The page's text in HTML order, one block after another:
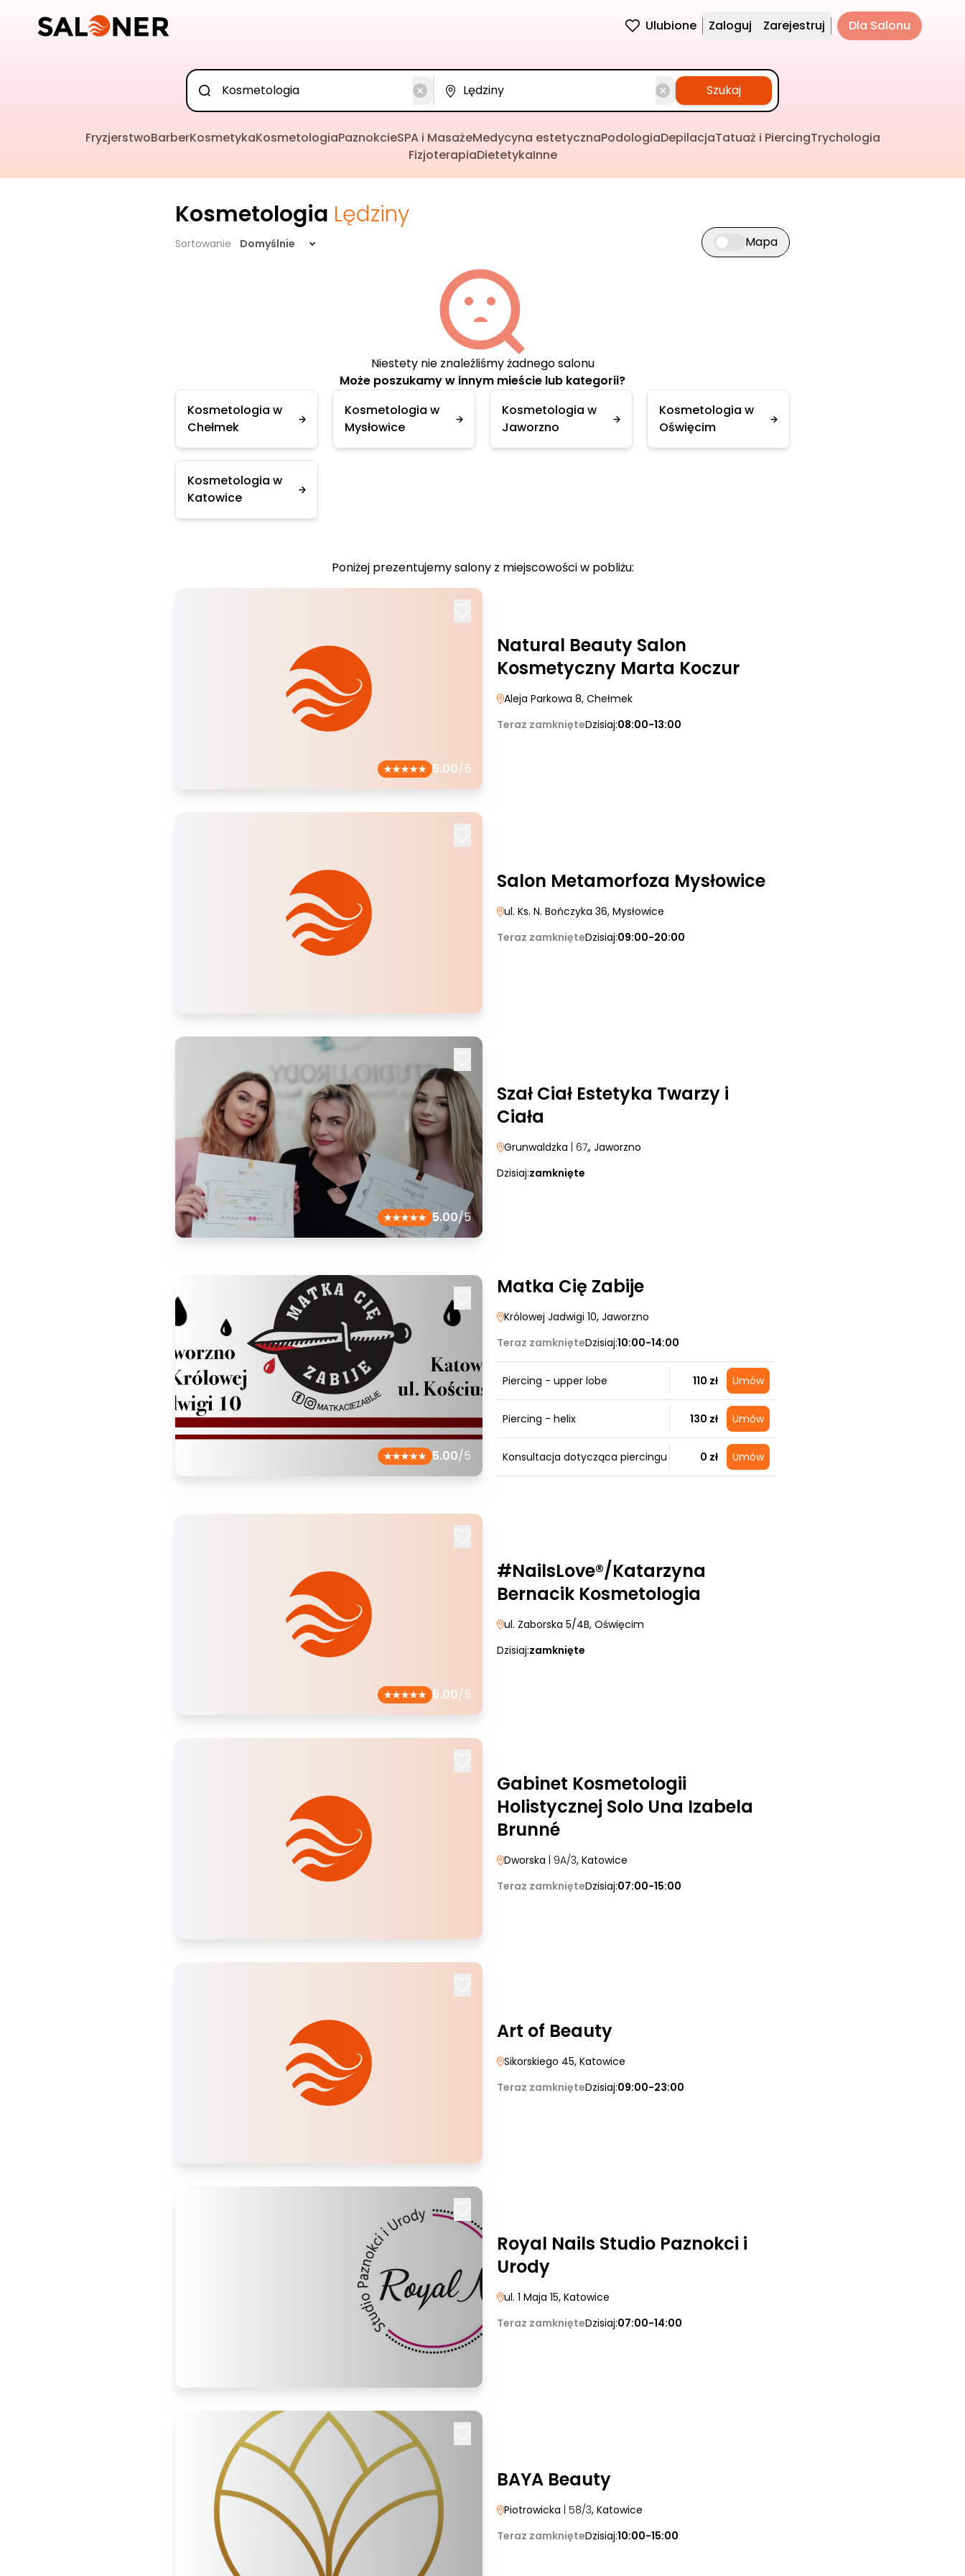
Ulubione Zaloguj Zarejestruj Dla Salonu
Szukaj
FryzjerstwoBarberKosmetykaKosmetologiaPaznokcieSPA i MasażeMedycyna estetycznaPodologiaDepilacjaTatuaż i PiercingTrychologia
FizjoterapiaDietetykaInne
Kosmetologia Lędziny
Sortowanie Domyślnie Przełącz widok mapy
Mapa
Niestety nie znaleźliśmy żadnego salonu
Może poszukamy w innym mieście lub kategorii?
Kosmetologia w
Chełmek
Kosmetologia w
Mysłowice
Kosmetologia w
Jaworzno
Kosmetologia w
Oświęcim
Kosmetologia w
Katowice
Poniżej prezentujemy salony z miejscowości w pobliżu:
5.00/5
Natural Beauty Salon
Kosmetyczny Marta Koczur
Aleja Parkowa 8, Chełmek
Teraz zamknięteDzisiaj:08:00-13:00
Salon Metamorfoza Mysłowice
ul. Ks. N. Bończyka 36, Mysłowice
Teraz zamknięteDzisiaj:09:00-20:00
5.00/5
Szał Ciał Estetyka Twarzy i
Ciała
Grunwaldzka | 67,, Jaworzno
Dzisiaj:zamknięte
5.00/5
Matka Cię Zabije
Królowej Jadwigi 10, Jaworzno
Teraz zamknięteDzisiaj:10:00-14:00
Piercing - upper lobe 110 zł Umów
Piercing - helix 130 zł Umów
Konsultacja dotycząca piercingu 0 zł Umów
5.00/5
#NailsLove®/Katarzyna
Bernacik Kosmetologia
ul. Zaborska 5/4B, Oświęcim
Dzisiaj:zamknięte
Gabinet Kosmetologii
Holistycznej Solo Una Izabela
Brunné
Dworska | 9A/3, Katowice
Teraz zamknięteDzisiaj:07:00-15:00
Art of Beauty
Sikorskiego 45, Katowice
Teraz zamknięteDzisiaj:09:00-23:00
Royal Nails Studio Paznokci i
Urody
ul. 1 Maja 15, Katowice
Teraz zamknięteDzisiaj:07:00-14:00
BAYA Beauty
Piotrowicka | 58/3, Katowice
Teraz zamknięteDzisiaj:10:00-15:00